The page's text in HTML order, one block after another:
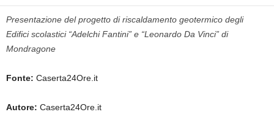
Presentazione del progetto di riscaldamento geotermico degli
Edifici scolastici “Adelchi Fantini” e “Leonardo Da Vinci” di
Mondragone
Fonte: Caserta24Ore.it
Autore: Caserta24Ore.it